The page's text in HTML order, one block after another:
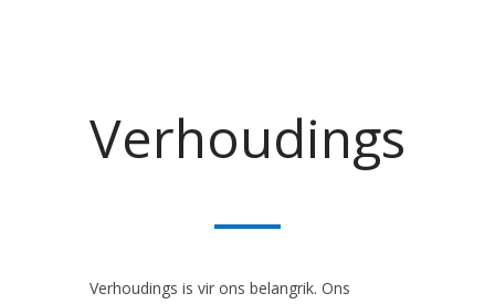
Verhoudings
Verhoudings is vir ons belangrik. Ons